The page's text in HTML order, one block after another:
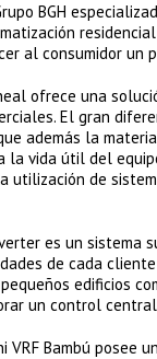
BGH
al consumidor
ofrece una
El gran
además la
la vida útil del
de
es un
de cada
edificios
un control
VRF Bambú posee